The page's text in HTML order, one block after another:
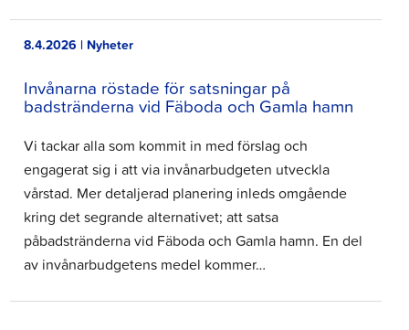
8.4.2026 | Nyheter
Invånarna röstade för satsningar på
badstränderna vid Fäboda och Gamla hamn
Vi tackar alla som kommit in med förslag och
engagerat sig i att via invånarbudgeten utveckla
vårstad. Mer detaljerad planering inleds omgående
kring det segrande alternativet; att satsa
påbadstränderna vid Fäboda och Gamla hamn. En del
av invånarbudgetens medel kommer…